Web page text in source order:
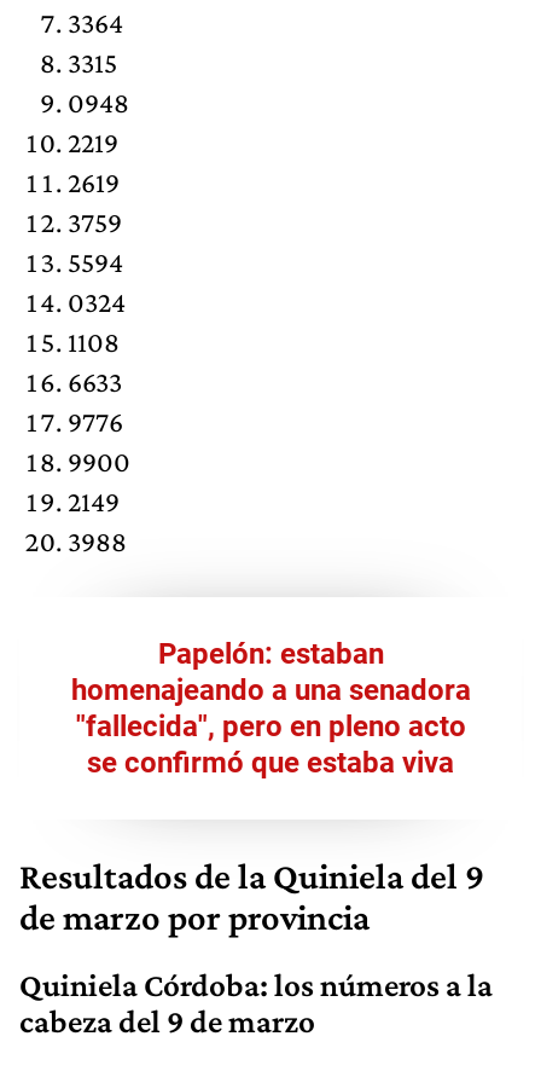
3364
3315
0948
2219
2619
3759
5594
0324
1108
6633
9776
9900
2149
3988
Papelón: estaban
homenajeando a una senadora
"fallecida", pero en pleno acto
se confirmó que estaba viva
Resultados de la Quiniela del 9
de marzo por provincia
Quiniela Córdoba: los números a la
cabeza del 9 de marzo